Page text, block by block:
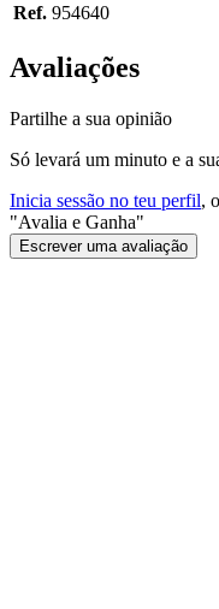
Ref. 954640
Avaliações
Partilhe a sua opinião
Só levará um minuto e a
Inicia sessão no teu perfil,
"Avalia e Ganha"
Escrever uma avaliação